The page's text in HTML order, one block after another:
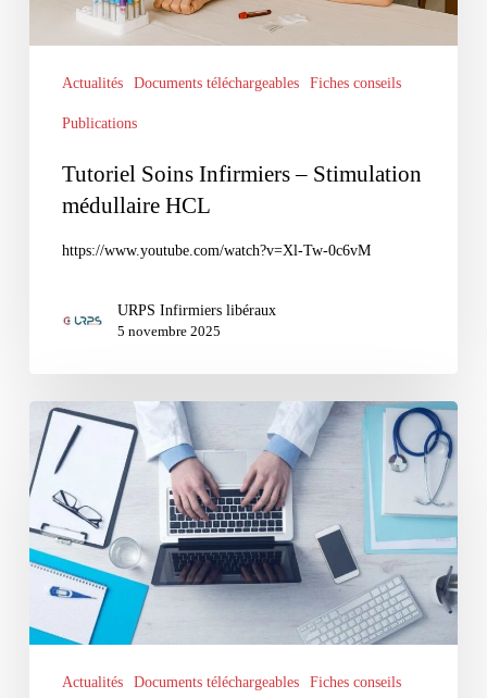
Actualités Documents téléchargeables Fiches conseils
Publications
Tutoriel Soins Infirmiers – Stimulation
médullaire HCL
https://www.youtube.com/watch?v=Xl-Tw-0c6vM
URPS Infirmiers libéraux
5 novembre 2025
bonne
prescription
d’actes
infirmiers
Actualités Documents téléchargeables Fiches conseils